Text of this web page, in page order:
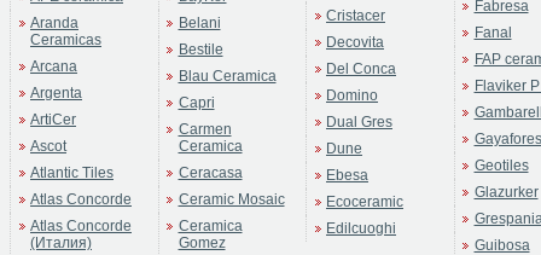
Aranda
Ceramicas
Arcana
Argenta
ArtiCer
Ascot
Atlantic Tiles
Atlas Concorde
Atlas Concorde
(Италия)
Belani
Bestile
Blau Ceramica
Capri
Carmen
Ceramica
Ceracasa
Ceramic Mosaic
Ceramica
Gomez
Cristacer
Decovita
Del Conca
Domino
Dual Gres
Dune
Ebesa
Ecoceramic
Edilcuoghi
Fabresa
Fanal
FAP
Flaviker
Gayafores
Geotiles
Glazurker
Guibosa